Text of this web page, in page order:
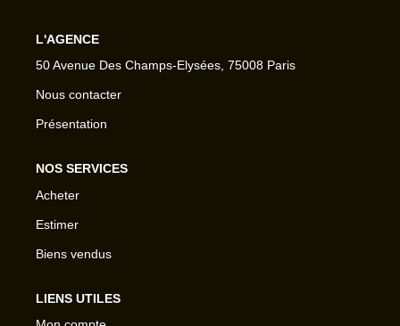
L'AGENCE
50 Avenue Des Champs-Elysées, 75008 Paris
Nous contacter
Présentation
NOS SERVICES
Acheter
Estimer
Biens vendus
LIENS UTILES